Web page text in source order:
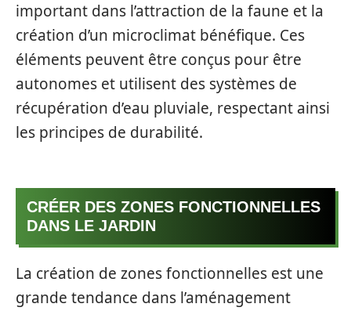
important dans l’attraction de la faune et la
création d’un microclimat bénéfique. Ces
éléments peuvent être conçus pour être
autonomes et utilisent des systèmes de
récupération d’eau pluviale, respectant ainsi
les principes de durabilité.
CRÉER DES ZONES FONCTIONNELLES
DANS LE JARDIN
La création de zones fonctionnelles est une
grande tendance dans l’aménagement